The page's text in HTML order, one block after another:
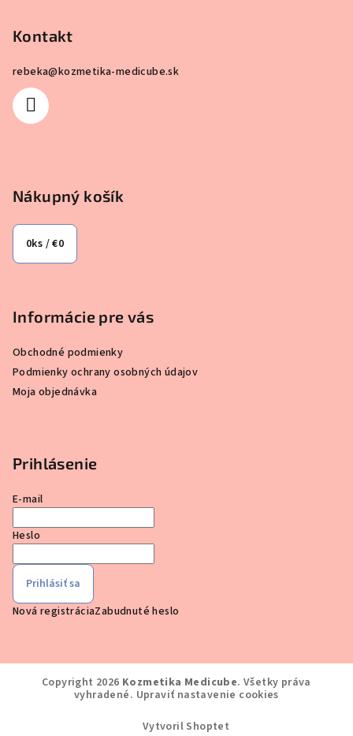
Kontakt
rebeka@kozmetika-medicube.sk
Nákupný košík
0ks /€0
Informácie pre vás
Obchodné podmienky
Podmienky ochrany osobných údajov
Moja objednávka
Prihlásenie
E-mail
Heslo
Prihlásiť sa
Nová registráciaZabudnuté heslo
Copyright 2026 Kozmetika Medicube. Všetky práva
vyhradené. Upraviť nastavenie cookies
Vytvoril Shoptet